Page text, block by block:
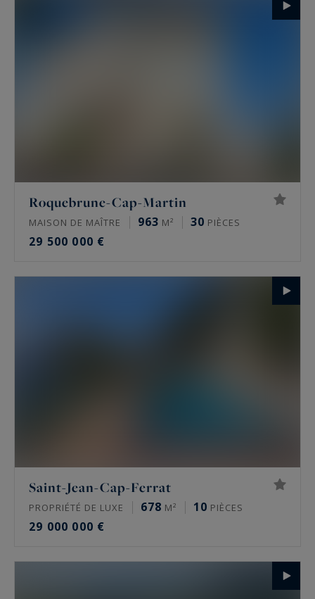
Roquebrune-Cap-Martin
MAISON DE MAÎTRE 963 M² 30 PIÈCES
29 500 000 €
Saint-Jean-Cap-Ferrat
PROPRIÉTÉ DE LUXE 678 M² 10 PIÈCES
29 000 000 €